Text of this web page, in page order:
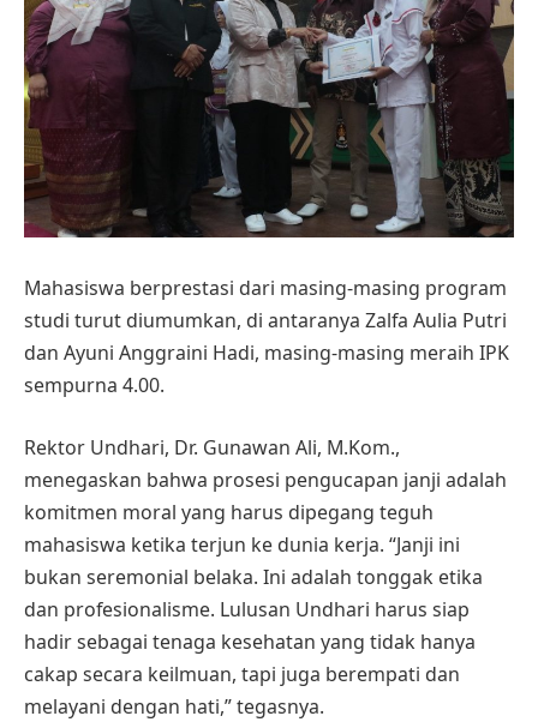
Mahasiswa berprestasi dari masing-masing program
studi turut diumumkan, di antaranya Zalfa Aulia Putri
dan Ayuni Anggraini Hadi, masing-masing meraih IPK
sempurna 4.00.
Rektor Undhari, Dr. Gunawan Ali, M.Kom.,
menegaskan bahwa prosesi pengucapan janji adalah
komitmen moral yang harus dipegang teguh
mahasiswa ketika terjun ke dunia kerja. “Janji ini
bukan seremonial belaka. Ini adalah tonggak etika
dan profesionalisme. Lulusan Undhari harus siap
hadir sebagai tenaga kesehatan yang tidak hanya
cakap secara keilmuan, tapi juga berempati dan
melayani dengan hati,” tegasnya.